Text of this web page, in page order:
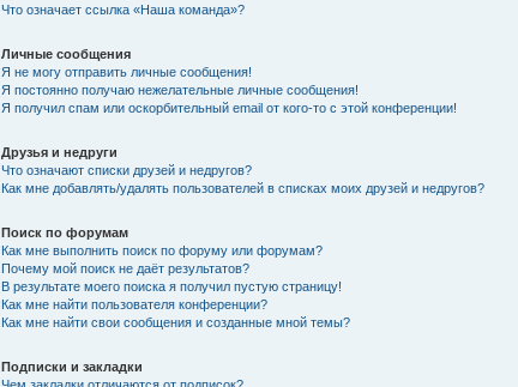
Что означает ссылка «Наша команда»?
Личные сообщения
Я не могу отправить личные сообщения!
Я постоянно получаю нежелательные личные сообщения!
Я получил спам или оскорбительный email от кого-то с этой конференции!
Друзья и недруги
Что означают списки друзей и недругов?
Как мне добавлять/удалять пользователей в списках моих друзей и недругов?
Поиск по форумам
Как мне выполнить поиск по форуму или форумам?
Почему мой поиск не даёт результатов?
В результате моего поиска я получил пустую страницу!
Как мне найти пользователя конференции?
Как мне найти свои сообщения и созданные мной темы?
Подписки и закладки
Чем закладки отличаются от подписок?